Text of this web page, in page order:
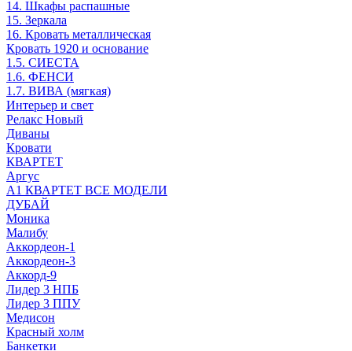
14. Шкафы распашные
15. Зеркала
16. Кровать металлическая
Кровать 1920 и основание
1.5. СИЕСТА
1.6. ФЕНСИ
1.7. ВИВА (мягкая)
Интерьер и свет
Релакс Новый
Диваны
Кровати
КВАРТЕТ
Аргус
А1 КВАРТЕТ ВСЕ МОДЕЛИ
ДУБАЙ
Моника
Малибу
Аккордеон-1
Аккордеон-3
Аккорд-9
Лидер 3 НПБ
Лидер 3 ППУ
Медисон
Красный холм
Банкетки